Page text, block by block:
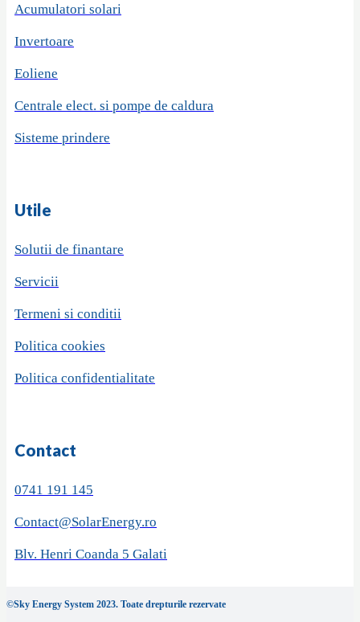
Acumulatori solari
Invertoare
Eoliene
Centrale elect. si pompe de caldura
Sisteme prindere
Utile
Solutii de finantare
Servicii
Termeni si conditii
Politica cookies
Politica confidentialitate
Contact
0741 191 145
Contact@SolarEnergy.ro
Blv. Henri Coanda 5 Galati
©Sky Energy System 2023. Toate drepturile rezervate